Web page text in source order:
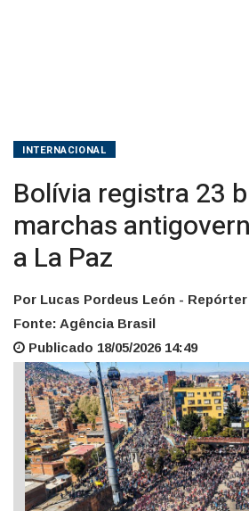
INTERNACIONAL
Bolívia registra 23
marchas
a La Paz
Por Lucas Pordeus León -
Fonte: Agência Brasil
Publicado 18/05/2026 14:49